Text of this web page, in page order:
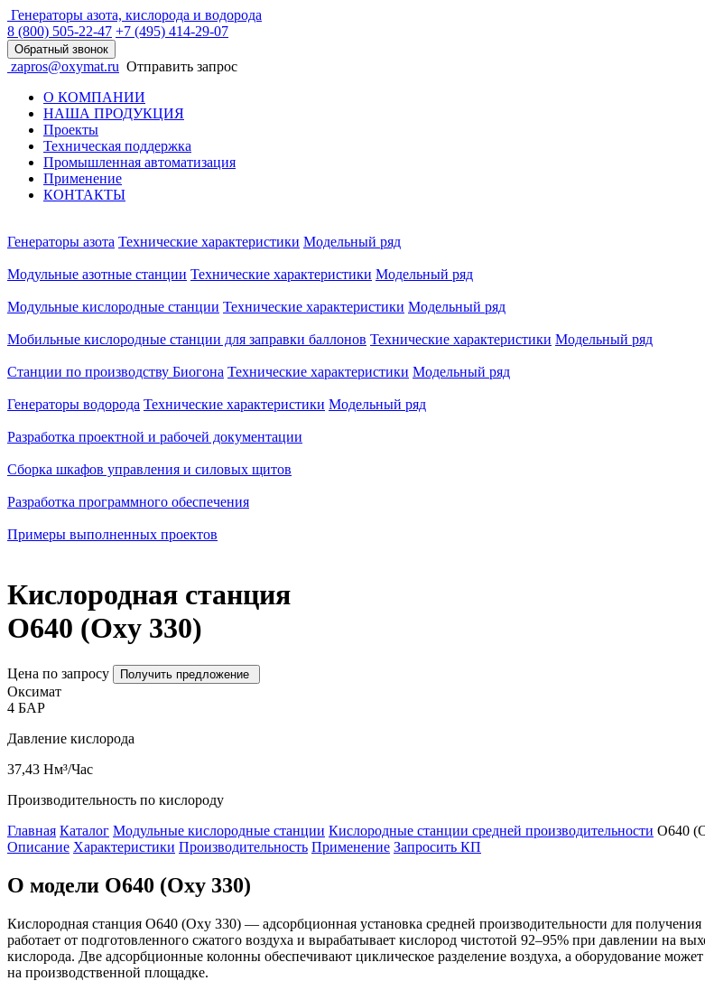
Генераторы азота, кислорода и водорода
8 (800) 505-22-47 +7 (495) 414-29-07
Обратный звонок
zapros@oxymat.ru Отправить запрос
О КОМПАНИИ
НАША ПРОДУКЦИЯ
Проекты
Техническая поддержка
Промышленная автоматизация
Применение
КОНТАКТЫ
Генераторы азота Технические характеристики Модельный ряд
Модульные азотные станции Технические характеристики Модельный ряд
Модульные кислородные станции Технические характеристики Модельный ряд
Мобильные кислородные станции для заправки баллонов Технические характеристики Модельный ряд
Станции по производству Биогона Технические характеристики Модельный ряд
Генераторы водорода Технические характеристики Модельный ряд
Разработка проектной и рабочей документации
Сборка шкафов управления и силовых щитов
Разработка программного обеспечения
Примеры выполненных проектов
Кислородная станция
O640 (Oxy 330)
Цена по запросу Получить предложение
Оксимат
4 БАР
Давление кислорода
37,43 Нм³/Час
Производительность по кислороду
Главная Каталог Модульные кислородные станции Кислородные станции средней производительности O640
Описание Характеристики Производительность Применение Запросить КП
О модели O640 (Oxy 330)
Кислородная станция O640 (Oxy 330) — адсорбционная установка средней производительности для
работает от подготовленного сжатого воздуха и вырабатывает кислород чистотой 92–95% при давлении на
кислорода. Две адсорбционные колонны обеспечивают циклическое разделение воздуха, а оборудование
на производственной площадке.